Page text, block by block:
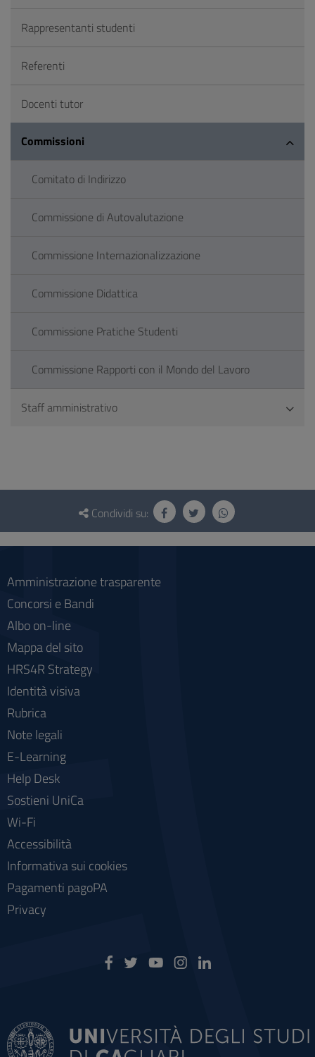
Rappresentanti studenti
Referenti
Docenti tutor
Commissioni
Comitato di Indirizzo
Commissione di Autovalutazione
Commissione Internazionalizzazione
Commissione Didattica
Commissione Pratiche Studenti
Commissione Rapporti con il Mondo del Lavoro
Staff amministrativo
Questionario
social
Condividi su:
Amministrazione trasparente
Concorsi e Bandi
Albo on-line
Mappa del sito
HRS4R Strategy
Identità visiva
Rubrica
Note legali
E-Learning
Help Desk
Sostieni UniCa
Wi-Fi
Accessibilità
Informativa sui cookies
Pagamenti pagoPA
Privacy